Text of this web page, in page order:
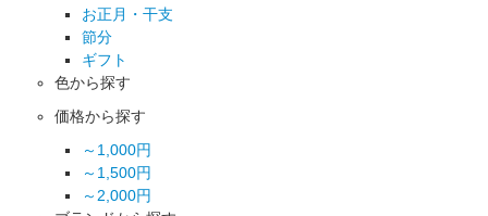
お正月・干支
節分
ギフト
色から探す
価格から探す
～1,000円
～1,500円
～2,000円